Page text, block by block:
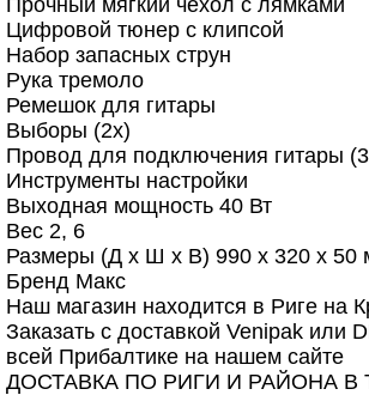
Прочный мягкий чехол с лямками
Цифровой тюнер с клипсой
Набор запасных струн
Рука тремоло
Ремешок для гитары
Выборы (2x)
Провод для подключения гитары
Инструменты настройки
Выходная мощность 40 Вт
Вес 2, 6
Размеры (Д x Ш x В) 990 x 320 x 50
Бренд Макс
Наш магазин находится в Риге на
Заказать с доставкой Venipak или
всей Прибалтике на нашем сайте
ДОСТАВКА ПО РИГИ И РАЙОНА В